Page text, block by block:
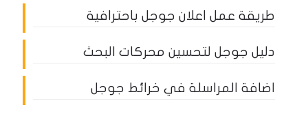
طريقة عمل اعلان جوجل باحترافية
دليل جوجل لتحسين محركات البحث
اضافة المراسلة في خرائط جوجل